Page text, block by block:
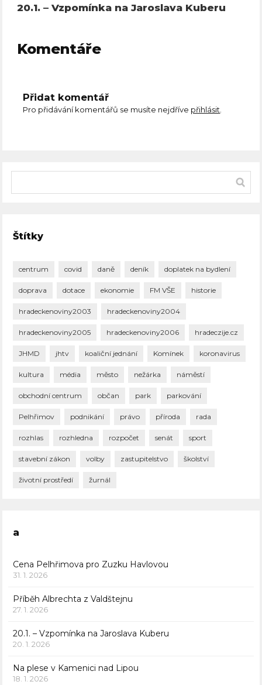
20.1. – Vzpomínka na Jaroslava Kuberu
Komentáře
Přidat komentář
Pro přidávání komentářů se musíte nejdříve přihlásit.
Štítky
centrum covid daně deník doplatek na bydlení
doprava dotace ekonomie FM VŠE historie
hradeckenoviny2003 hradeckenoviny2004
hradeckenoviny2005 hradeckenoviny2006 hradeczije.cz
JHMD jhtv koaliční jednání Komínek koronavirus
kultura média město nežárka náměstí
obchodní centrum občan park parkování
Pelhřimov podnikání právo příroda rada
rozhlas rozhledna rozpočet senát sport
stavební zákon volby zastupitelstvo školství
životní prostředí žurnál
a
Cena Pelhřimova pro Zuzku Havlovou
31. 1. 2026
Příběh Albrechta z Valdštejnu
27. 1. 2026
20.1. – Vzpomínka na Jaroslava Kuberu
20. 1. 2026
Na plese v Kamenici nad Lipou
18. 1. 2026